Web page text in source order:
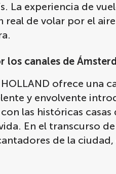
La experiencia de
real de volar por el
los canales de
ofrece una
y envolvente
las históricas
En el transcurso
de la